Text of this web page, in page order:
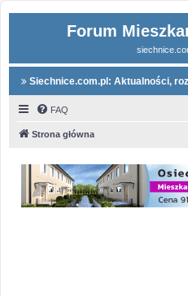
Forum
Siechnice.com.pl: Aktualności,
FAQ
Strona główna